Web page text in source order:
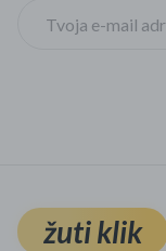
žuti klik